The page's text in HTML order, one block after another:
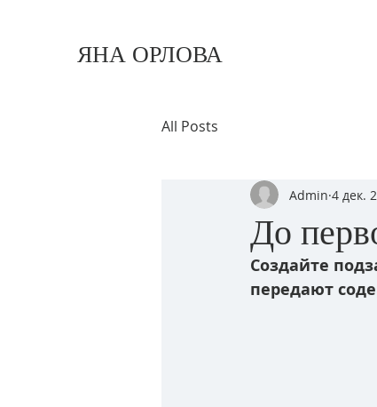
ЯНА ОРЛОВА
All Posts
До
Admin 4 дек.
Создайте
передают